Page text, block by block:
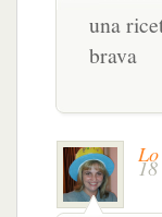
una
brava